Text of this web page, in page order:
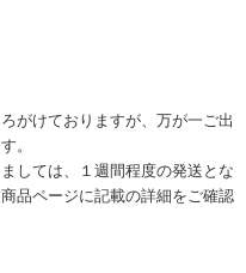
がけておりますが、万が一ご出
。
しては、１週間程度の発送とな
品ページに記載の詳細をご確認